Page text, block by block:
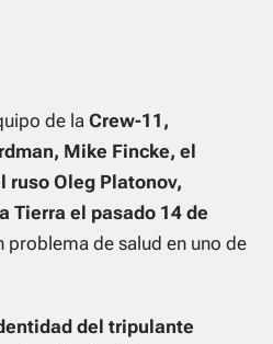
de la Crew-11,
Mike Fincke, el
ruso Oleg Platonov,
Tierra el pasado 14 de
problema de salud en uno de
del tripulante